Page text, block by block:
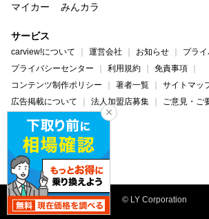
マイカー
みんカラ
サービス
carview!について 運営会社 お知らせ
プラ
プライバシーセンター
利用規約
免責事項
コンテンツ制作ポリシー
著者一覧
サイトマッ
広告掲載について
法人加盟店募集
ご意見・ご
ヘルプ・お問い合わせ
carview! Yahoo! JAPAN
© LY Corporation